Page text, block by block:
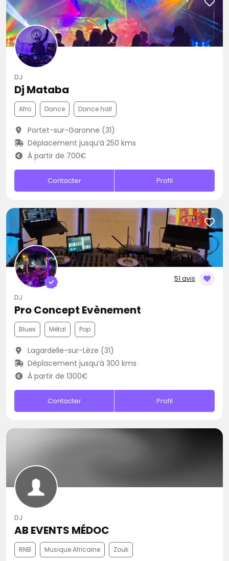
DJ
Dj Mataba
Afro Dance Dance hall
Portet-sur-Garonne (31)
Déplacement jusqu’à 250 kms
À partir de 700€
Contacter Profil
51 avis
DJ
Pro Concept Evènement
Blues Métal Pop
Lagardelle-sur-Lèze (31)
Déplacement jusqu’à 300 kms
À partir de 1300€
Contacter Profil
DJ
AB EVENTS MÉDOC
RNB Musique Africaine Zouk